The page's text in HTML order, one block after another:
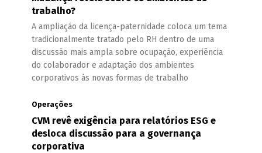
trabalho?
A ampliação da licença-paternidade coloca um tema
tradicionalmente tratado pelo RH dentro de uma
discussão mais ampla sobre ocupação, experiência
do colaborador e adaptação dos ambientes
corporativos às novas formas de trabalho
Operações
CVM revê exigência para relatórios ESG e
desloca discussão para a governança
corporativa